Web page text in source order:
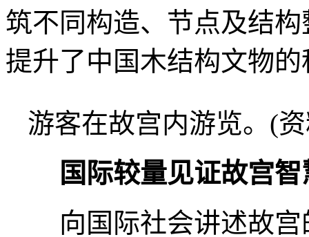
筑不同构造、节点及结
提升了中国木结构文物
游客在故宫内游览。(
国际较量见证故宫智
向国际社会讲述故宫